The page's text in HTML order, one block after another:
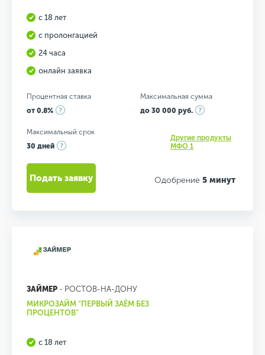
с 18 лет
с пролонгацией
24 часа
онлайн заявка
Процентная ставка
от 0.8%
Максимальная сумма
до 30 000 руб.
Максимальный срок
30 дней
Другие продукты
МФО 1
Одобрение 5 минут
Подать заявку
ЗАЙМЕР - РОСТОВ-НА-ДОНУ
МИКРОЗАЙМ "ПЕРВЫЙ ЗАЁМ БЕЗ
ПРОЦЕНТОВ"
с 18 лет